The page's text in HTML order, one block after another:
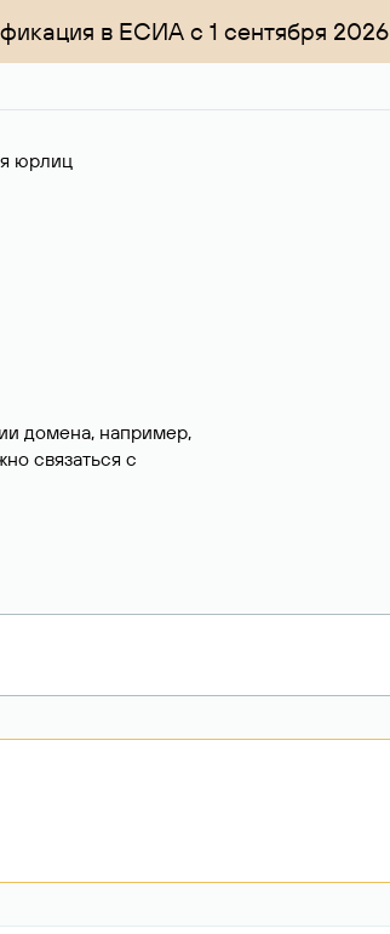
в ЕСИА с 1 сентября 2026
юрлиц
домена, например,
связаться с